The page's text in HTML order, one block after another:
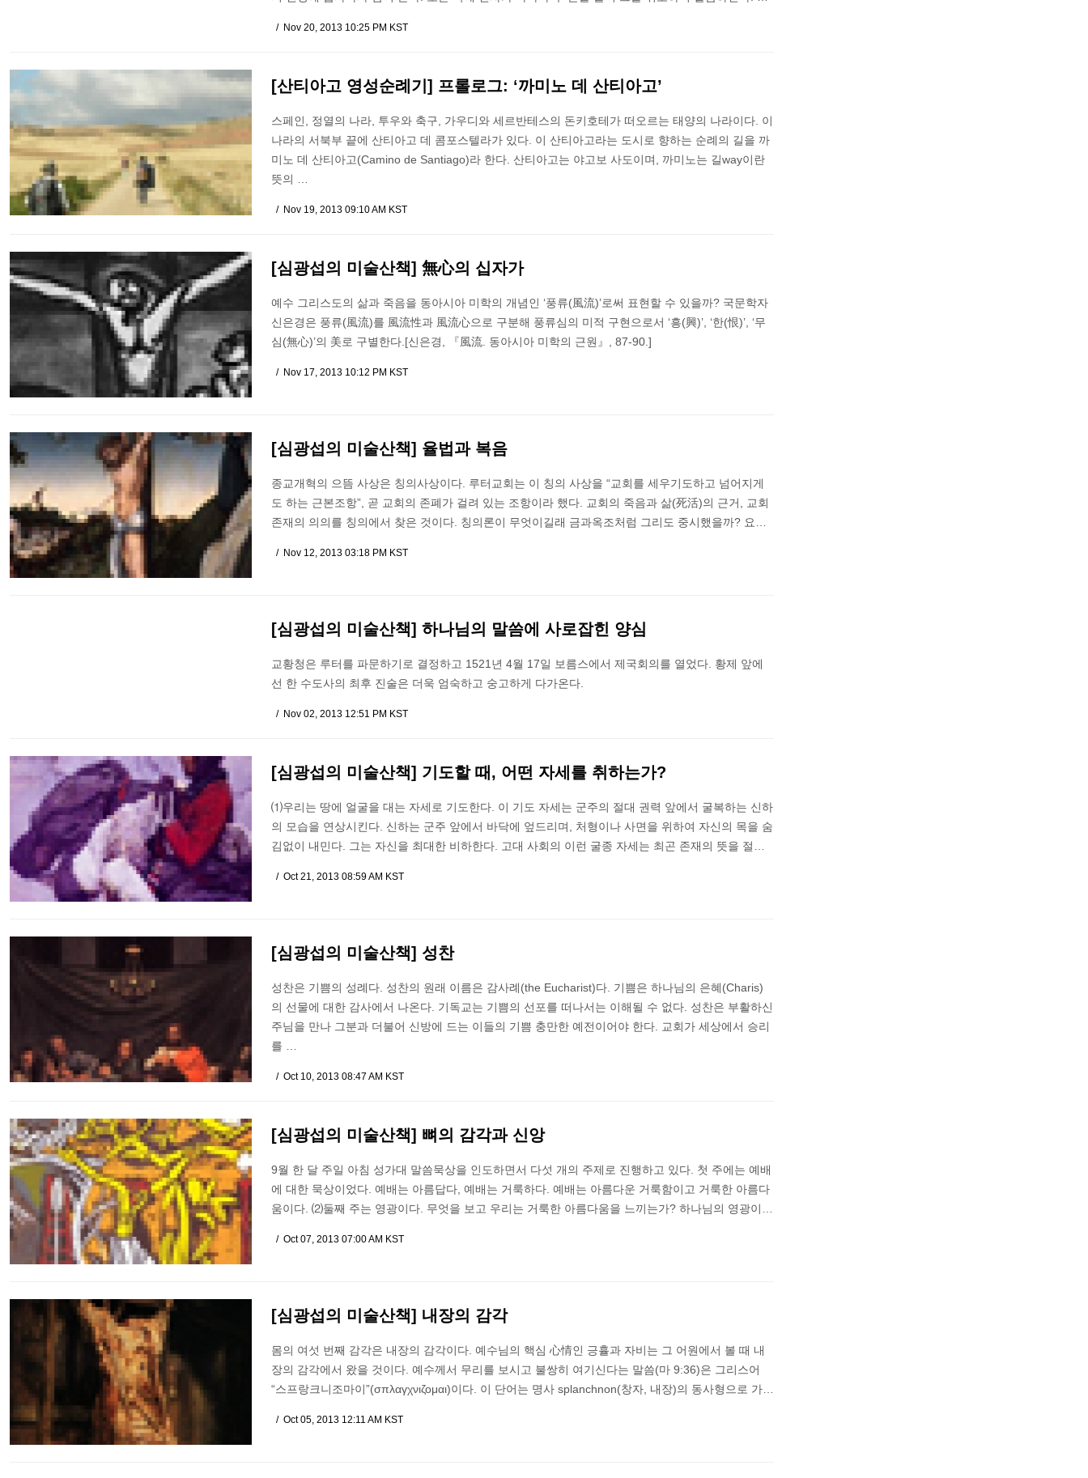
Nov 20, 2013 10:25 PM KST
[산티아고 영성순례기] 프롤로그: ‘까미노 데 산티아고’
스페인, 정열의 나라, 투우와 축구, 가우디와 세르반테스의 돈키호테가 떠오르는 태양의 나라이다. 이
나라의 서북부 끝에 산티아고 데 콤포스텔라가 있다. 이 산티아고라는 도시로 향하는 순례의 길을 까
미노 데 산티아고(Camino de Santiago)라 한다. 산티아고는 야고보 사도이며, 까미노는 길way이란
뜻의 …
Nov 19, 2013 09:10 AM KST
[심광섭의 미술산책] 無心의 십자가
예수 그리스도의 삶과 죽음을 동아시아 미학의 개념인 ‘풍류(風流)’로써 표현할 수 있을까? 국문학자
신은경은 풍류(風流)를 風流性과 風流心으로 구분해 풍류심의 미적 구현으로서 ‘흥(興)’, ‘한(恨)’, ‘무
심(無心)’의 美로 구별한다.[신은경, 『風流. 동아시아 미학의 근원』, 87-90.]
Nov 17, 2013 10:12 PM KST
[심광섭의 미술산책] 율법과 복음
종교개혁의 으뜸 사상은 칭의사상이다. 루터교회는 이 칭의 사상을 “교회를 세우기도하고 넘어지게
도 하는 근본조항”, 곧 교회의 존폐가 걸려 있는 조항이라 했다. 교회의 죽음과 삶(死活)의 근거, 교회
존재의 의의를 칭의에서 찾은 것이다. 칭의론이 무엇이길래 금과옥조처럼 그리도 중시했을까? 요…
Nov 12, 2013 03:18 PM KST
[심광섭의 미술산책] 하나님의 말씀에 사로잡힌 양심
교황청은 루터를 파문하기로 결정하고 1521년 4월 17일 보름스에서 제국회의를 열었다. 황제 앞에
선 한 수도사의 최후 진술은 더욱 엄숙하고 숭고하게 다가온다.
Nov 02, 2013 12:51 PM KST
[심광섭의 미술산책] 기도할 때, 어떤 자세를 취하는가?
⑴우리는 땅에 얼굴을 대는 자세로 기도한다. 이 기도 자세는 군주의 절대 권력 앞에서 굴복하는 신하
의 모습을 연상시킨다. 신하는 군주 앞에서 바닥에 엎드리며, 처형이나 사면을 위하여 자신의 목을 숨
김없이 내민다. 그는 자신을 최대한 비하한다. 고대 사회의 이런 굴종 자세는 최곤 존재의 뜻을 절…
Oct 21, 2013 08:59 AM KST
[심광섭의 미술산책] 성찬
성찬은 기쁨의 성례다. 성찬의 원래 이름은 감사례(the Eucharist)다. 기쁨은 하나님의 은혜(Charis)
의 선물에 대한 감사에서 나온다. 기독교는 기쁨의 선포를 떠나서는 이해될 수 없다. 성찬은 부활하신
주님을 만나 그분과 더불어 신방에 드는 이들의 기쁨 충만한 예전이어야 한다. 교회가 세상에서 승리
를 …
Oct 10, 2013 08:47 AM KST
[심광섭의 미술산책] 뼈의 감각과 신앙
9월 한 달 주일 아침 성가대 말씀묵상을 인도하면서 다섯 개의 주제로 진행하고 있다. 첫 주에는 예배
에 대한 묵상이었다. 예배는 아름답다, 예배는 거룩하다. 예배는 아름다운 거룩함이고 거룩한 아름다
움이다. ⑵둘째 주는 영광이다. 무엇을 보고 우리는 거룩한 아름다움을 느끼는가? 하나님의 영광이…
Oct 07, 2013 07:00 AM KST
[심광섭의 미술산책] 내장의 감각
몸의 여섯 번째 감각은 내장의 감각이다. 예수님의 핵심 心情인 긍휼과 자비는 그 어원에서 볼 때 내
장의 감각에서 왔을 것이다. 예수께서 무리를 보시고 불쌍히 여기신다는 말씀(마 9:36)은 그리스어
“스프랑크니조마이”(σπλαγχνιζομαι)이다. 이 단어는 명사 splanchnon(창자, 내장)의 동사형으로 가…
Oct 05, 2013 12:11 AM KST